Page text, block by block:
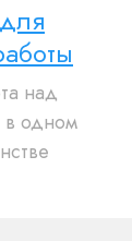
над
в одном